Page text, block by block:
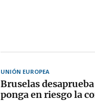
UNIÓN EUROPEA
Bruselas
ponga en riesgo la